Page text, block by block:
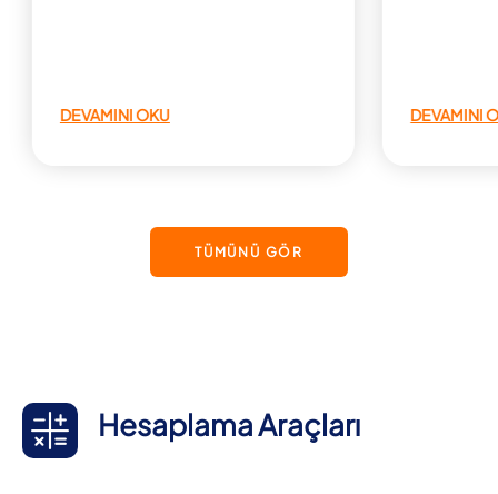
DEVAMINI OKU DEVAMINI
TÜMÜNÜ GÖR
Hesaplama Araçları